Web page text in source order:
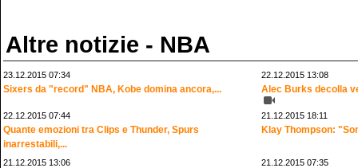
Altre notizie - NBA
23.12.2015 07:34
Sixers da "record" NBA, Kobe domina ancora,...
22.12.2015 13:08
Alec Burks decolla
22.12.2015 07:44
Quante emozioni tra Clips e Thunder, Spurs
inarrestabili,...
21.12.2015 18:11
Klay Thompson:
21.12.2015 13:06 21.12.2015 07:35